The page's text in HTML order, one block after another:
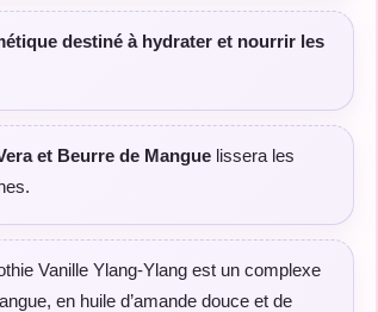
destiné à hydrater et nourrir les
et Beurre de Mangue lissera les
Vanille Ylang-Ylang est un complexe
en huile d’amande douce et de